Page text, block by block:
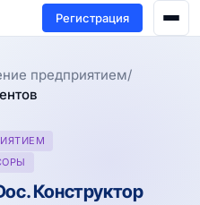
Регистрация
предприятием/
Конструктор